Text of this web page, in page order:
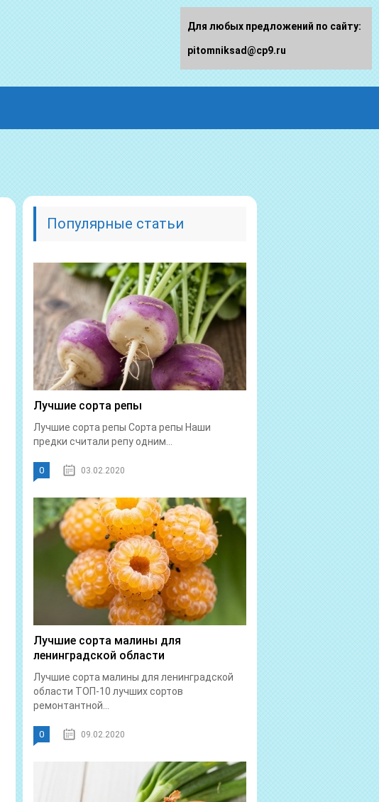
Популярные статьи
Лучшие сорта репы
Лучшие сорта репы Сорта репы Наши
предки считали репу одним...
0 03.02.2020
Лучшие сорта малины для
ленинградской области
Лучшие сорта малины для ленинградской
области ТОП-10 лучших сортов
ремонтантной...
0 09.02.2020
Для любых предложений по сайту:
pitomniksad@cp9.ru